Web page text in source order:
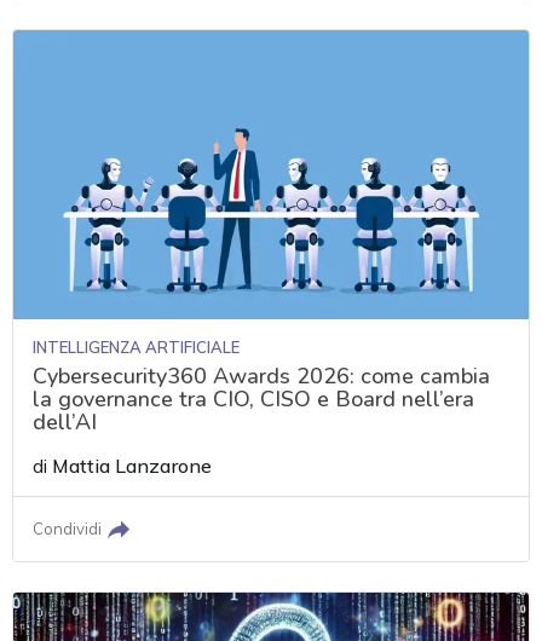
INTELLIGENZA ARTIFICIALE
Cybersecurity360 Awards 2026: come cambia
la governance tra CIO, CISO e Board nell’era
dell’AI
di Mattia Lanzarone
Condividi